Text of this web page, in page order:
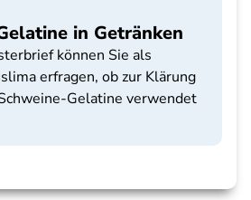
in Getränken
können Sie als
erfragen, ob zur Klärung
Gelatine verwendet